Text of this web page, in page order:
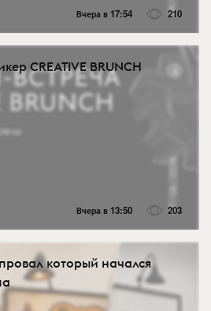
Вчера в 17:54 210
CREATIVE BRUNCH
Вчера в 13:50 203
который начался